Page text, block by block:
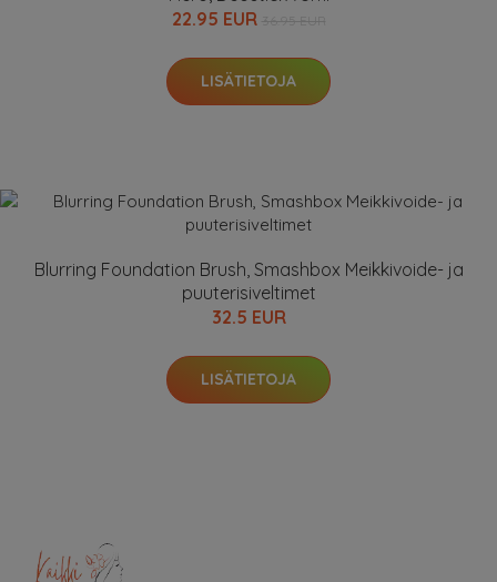
22.95 EUR
LISÄTIETOJA
Blurring Foundation Brush, Smashbox Meikkivoide- ja
puuterisiveltimet
32.5 EUR
LISÄTIETOJA